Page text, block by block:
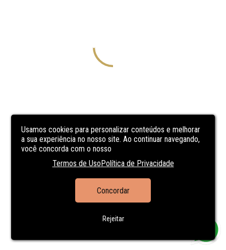
Usamos cookies para personalizar conteúdos e melhorar
a sua experiência no nosso site. Ao continuar navegando,
você concorda com o nosso
Termos de UsoPolítica de Privacidade
Concordar
Rejeitar